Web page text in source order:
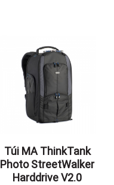
Túi MA ThinkTank
Photo StreetWalker
Harddrive V2.0